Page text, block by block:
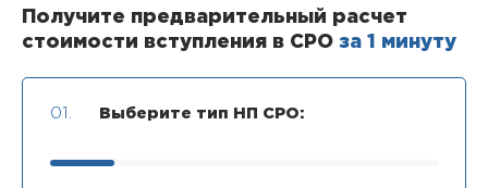
Получите предварительный расчет
стоимости вступления в СРО за 1 минуту
01. Выберите тип НП СРО: